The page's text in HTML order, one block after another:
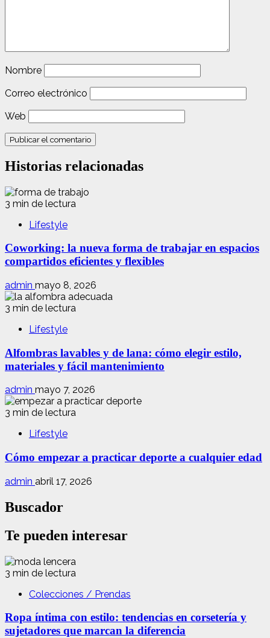
Nombre
Correo electrónico
Web
Historias relacionadas
3 min de lectura
Lifestyle
Coworking: la nueva forma de trabajar en espacios
compartidos eficientes y flexibles
admin mayo 8, 2026
3 min de lectura
Lifestyle
Alfombras lavables y de lana: cómo elegir estilo,
materiales y fácil mantenimiento
admin mayo 7, 2026
3 min de lectura
Lifestyle
Cómo empezar a practicar deporte a cualquier edad
admin abril 17, 2026
Buscador
Te pueden interesar
3 min de lectura
Colecciones / Prendas
Ropa íntima con estilo: tendencias en corsetería y
sujetadores que marcan la diferencia